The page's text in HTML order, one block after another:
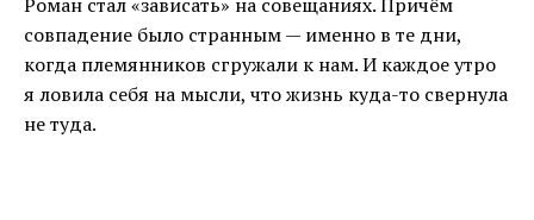
совпадение было странным — именно в те дни,
когда племянников сгружали к нам. И каждое утро
я ловила себя на мысли, что жизнь куда-то свернула
не туда.